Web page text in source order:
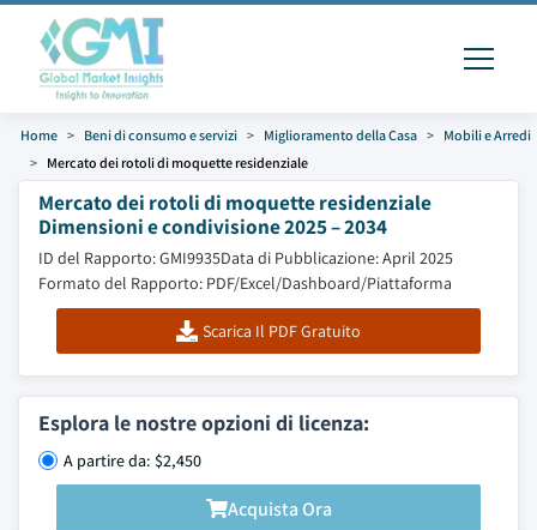
Home Beni di consumo e servizi Miglioramento della Casa
Mobili e Arredi
Mercato dei rotoli di moquette residenziale
Mercato dei rotoli di moquette residenziale
Dimensioni e condivisione 2025 – 2034
ID del Rapporto: GMI9935Data di Pubblicazione: April 2025
Formato del Rapporto: PDF/Excel/Dashboard/Piattaforma
Scarica Il PDF Gratuito
Esplora le nostre opzioni di licenza:
A partire da: $2,450
Acquista Ora